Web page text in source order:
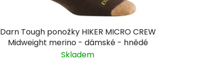
Darn Tough ponožky HIKER MICRO CREW
Midweight merino - dámské - hnědé
Skladem